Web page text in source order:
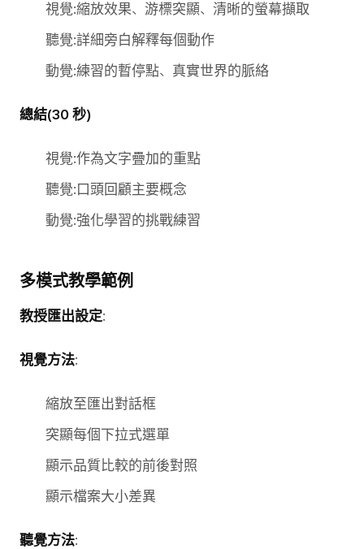
視覺:縮放效果、游標突顯、清晰的螢幕擷取
聽覺:詳細旁白解釋每個動作
動覺:練習的暫停點、真實世界的脈絡
總結(30 秒)
視覺:作為文字疊加的重點
聽覺:口頭回顧主要概念
動覺:強化學習的挑戰練習
多模式教學範例
教授匯出設定:
視覺方法:
縮放至匯出對話框
突顯每個下拉式選單
顯示品質比較的前後對照
顯示檔案大小差異
聽覺方法: